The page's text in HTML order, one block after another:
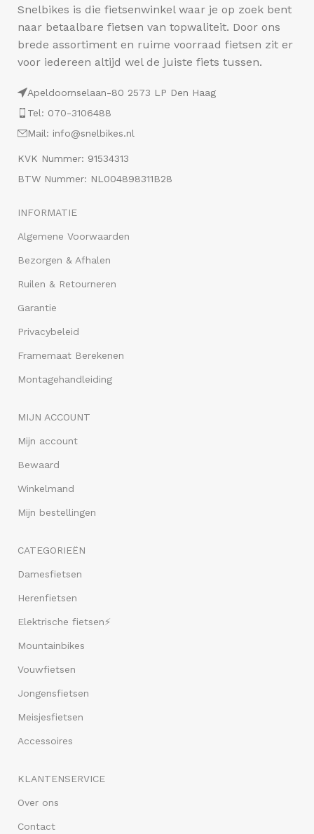
Snelbikes is die fietsenwinkel waar je op zoek bent
naar betaalbare fietsen van topwaliteit. Door ons
brede assortiment en ruime voorraad fietsen zit er
voor iedereen altijd wel de juiste fiets tussen.
Apeldoornselaan-80 2573 LP Den Haag
Tel: 070-3106488
Mail: info@snelbikes.nl
KVK Nummer: 91534313
BTW Nummer: NL004898311B28
INFORMATIE
Algemene Voorwaarden
Bezorgen & Afhalen
Ruilen & Retourneren
Garantie
Privacybeleid
Framemaat Berekenen
Montagehandleiding
MIJN ACCOUNT
Mijn account
Bewaard
Winkelmand
Mijn bestellingen
CATEGORIEËN
Damesfietsen
Herenfietsen
Elektrische fietsen⚡
Mountainbikes
Vouwfietsen
Jongensfietsen
Meisjesfietsen
Accessoires
KLANTENSERVICE
Over ons
Contact